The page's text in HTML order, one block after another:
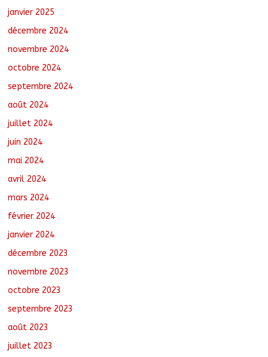
janvier 2025
décembre 2024
novembre 2024
octobre 2024
septembre 2024
août 2024
juillet 2024
juin 2024
mai 2024
avril 2024
mars 2024
février 2024
janvier 2024
décembre 2023
novembre 2023
octobre 2023
septembre 2023
août 2023
juillet 2023